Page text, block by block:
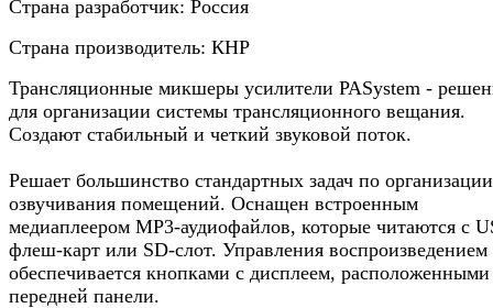
Страна разработчик: Россия
Страна производитель: КНР
Трансляционные микшеры усилители PASystem -
для организации системы трансляционного вещания.
Создают стабильный и четкий звуковой поток.
Решает большинство стандартных задач по организации
озвучивания помещений. Оснащен встроенным
медиаплеером МР3-аудиофайлов, которые читаются с
флеш-карт или SD-слот. Управления воспроизведением
обеспечивается кнопками с дисплеем,
передней панели.